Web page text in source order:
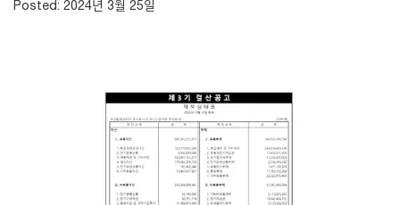
Posted: 2024년 3월 25일